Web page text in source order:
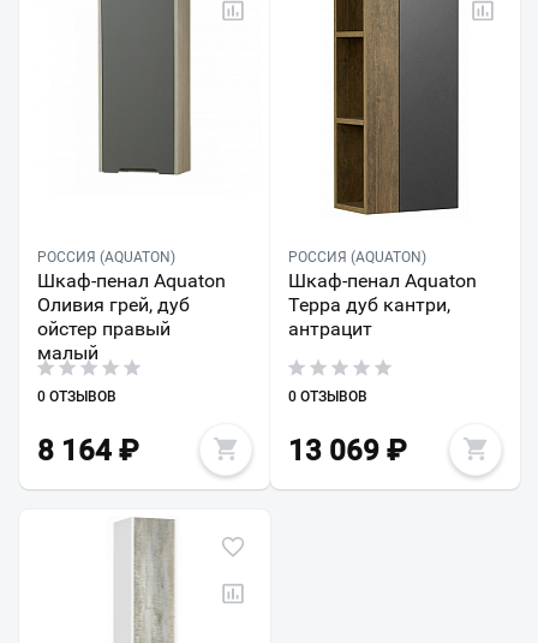
РОССИЯ (AQUATON)
Шкаф-пенал Aquaton
Оливия грей, дуб
ойстер правый
малый
0 ОТЗЫВОВ
8 164 ₽
РОССИЯ (AQUATON)
Шкаф-пенал Aquaton
Терра дуб кантри,
антрацит
0 ОТЗЫВОВ
13 069₽